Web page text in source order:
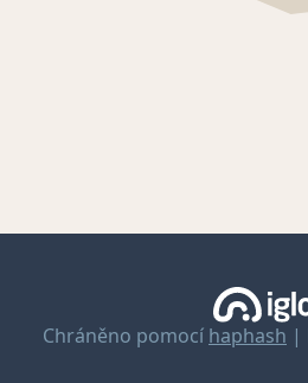
Chráněno pomocí haphash |